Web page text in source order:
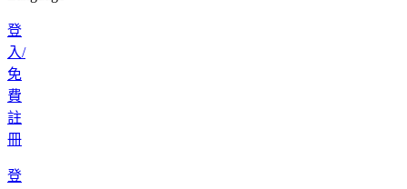
登
入/
免
費
註
冊
登